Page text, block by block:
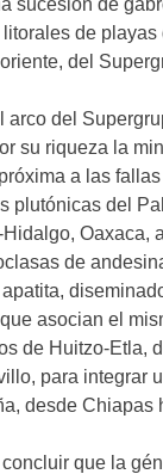
de
del
arco del
su riqueza la
a las
plutónicas del
Oaxaca,
de
asocian el
de Huitzo-Etla,
para integrar
desde Chiapas
que la